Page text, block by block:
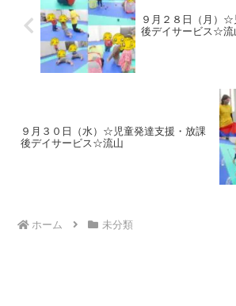
９月２８日（月）
後デイサービス☆流
９月３０日（水）☆児童発達支援・放課
後デイサービス☆流山
ホーム 未分類